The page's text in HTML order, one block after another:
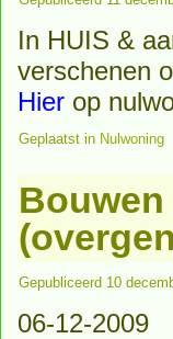
In HUIS &
verschenen
Hier op
Geplaatst in Nulwoning
Gepubliceerd 10
06-12-2009